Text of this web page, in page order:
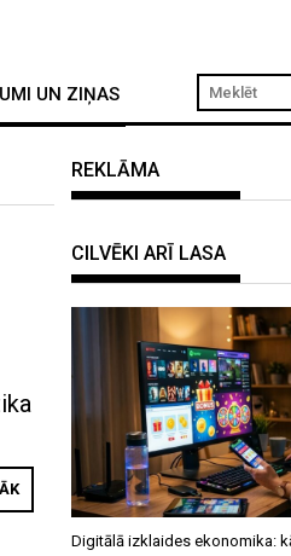
UN ZIŅAS
REKLĀMA
CILVĒKI ARĪ LASA
Digitālā izklaides ekonomika: